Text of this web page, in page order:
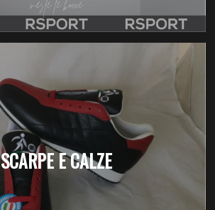
SCARPE E CALZE